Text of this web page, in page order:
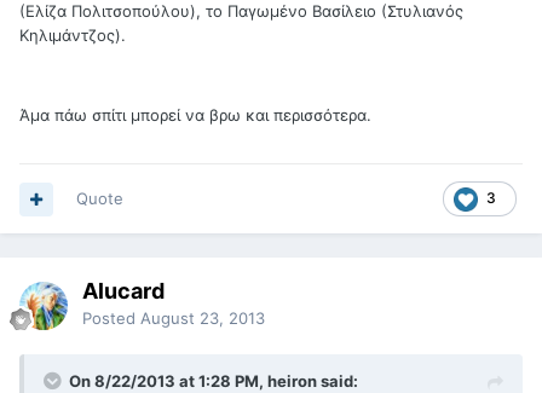
(Ελίζα Πολιτσοπούλου), το Παγωμένο Βασίλειο (Στυλιανός
Κηλιμάντζος).
Άμα πάω σπίτι μπορεί να βρω και περισσότερα.
3
Quote
Alucard
Posted August 23, 2013
On 8/22/2013 at 1:28 PM, heiron said: